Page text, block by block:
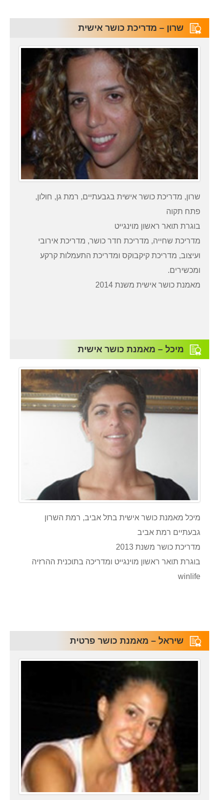
שרון – מדריכת כושר אישית
שרון, מדריכת כושר אישית בגבעתיים, רמת גן, חולון,
פתח תקוה
בוגרת תואר ראשון מוינגייט
מדריכת שחייה, מדריכת חדר כושר, מדריכת אירובי
ועיצוב, מדריכת קיקבוקס ומדריכת התעמלות קרקע
ומכשירים.
מאמנת כושר אישית משנת 2014
מיכל – מאמנת כושר אישית
מיכל מאמנת כושר אישית בתל אביב, רמת השרון
גבעתיים רמת אביב
מדריכת כושר משנת 2013
בוגרת תואר ראשון מוינגייט ומדריכה בתוכנית ההרזיה
winlife
שיראל – מאמנת כושר פרטית